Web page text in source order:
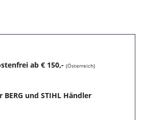
ab € 150,- (Österreich)
und STIHL Händler